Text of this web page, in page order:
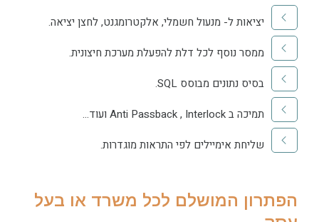
יציאות ל- מנעול חשמלי, אלקטרומגנט, לחצן יציאה.​
ממסר נוסף לכל דלת להפעלת מערכת חיצונית.
בסיס נתונים מבוסס SQL.​
תמיכה ב Anti Passback , Interlock ועוד…​
שליחת אימיילים לפי התראות מוגדרות.​
הפתרון המושלם לכל משרד או בעל